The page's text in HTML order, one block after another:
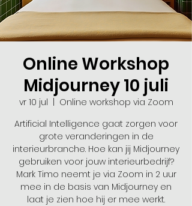
Online Workshop
Midjourney 10 juli
vr 10 jul
Online workshop via Zoom
Artificial Intelligence gaat zorgen voor
grote veranderingen in de
interieurbranche. Hoe kan jij Midjourney
gebruiken voor jouw interieurbedrijf?
Mark Timo neemt je via Zoom in 2 uur
mee in de basis van Midjourney en
laat je zien hoe hij er mee werkt.​